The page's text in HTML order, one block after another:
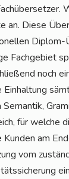
an. Die­se
Fach­ge­biet
noch
Ein­hal­tung
Seman­tik,
für wel­che
Kun­den am
vom